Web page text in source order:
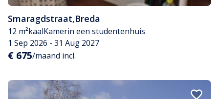
Smaragdstraat,Breda
12 m²kaalKamerin een studentenhuis
1 Sep 2026 - 31 Aug 2027
€ 675/maand incl.